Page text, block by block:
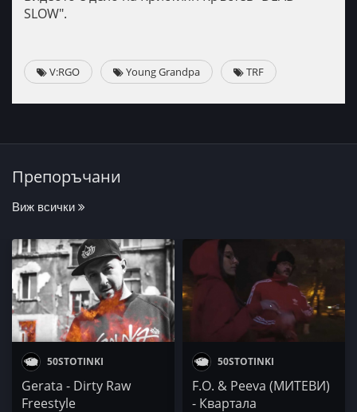
SLOW".
V:RGO Young Grandpa TRF
Препоръчани
Виж всички
50STOTINKI
Gerata - Dirty Raw
Freestyle
50STOTINKI
F.O. & Peeva (МИТЕВИ)
- Квартала